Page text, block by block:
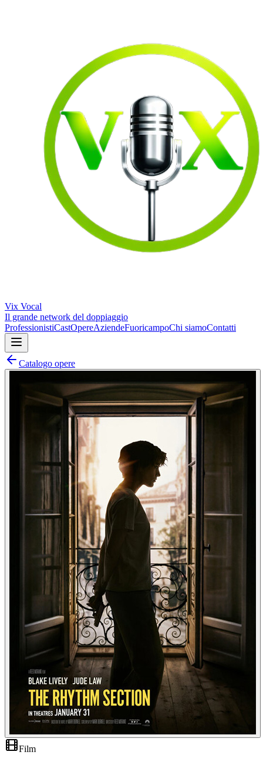
Vix Vocal
Il grande network del doppiaggio
ProfessionistiCastOpereAziendeFuoricampoChi siamoContatti
Catalogo opere
Film